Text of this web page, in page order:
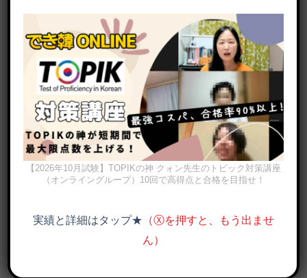
POSTED ON2020年5月20日 BY でき韓 パク先生
‘どうせ’は韓国語で何？이왕と어차피の意味の違いと使い分けを例文
【2026年10月試験】TOPIKの神 クォン先生のトピック対策講座
（オンライングループ）10回で高得点と合格を目指せ！
実績と詳細はタップ★ （Ⓧを押すと、もう出ませ
ん）